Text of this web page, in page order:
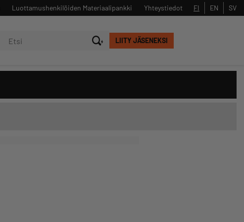
Yhteystiedot
Luottamushenkilöiden Materiaalipankki FI EN SV
LIITY JÄSENEKSI
Sulje